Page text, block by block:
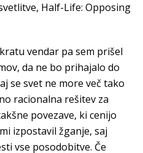
Half-Life: Opposing
vendar pa sem prišel
da ne bo prihajalo do
se svet ne more več tako
racionalna rešitev za
povezave, ki cenijo
izpostavil žganje, saj
vse posodobitve. Če